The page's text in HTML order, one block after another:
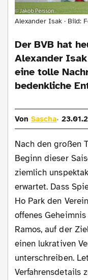
Alexander Isak · Bild:
Der BVB hat
Alexander
eine tolle
bedenkliche
VonSascha
Nach den großen
Beginn dieser
ziemlich
erwartet. Dass
Ho Park den
offenes
Ramos, auf der
einen lukrativen
unterschreiben.
Verfahrensdetails